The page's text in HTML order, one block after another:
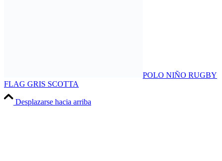
POLO NIÑO RUGBY
FLAG GRIS SCOTTA
Desplazarse hacia arriba